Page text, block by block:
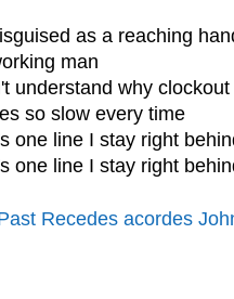
as a reaching
man
understand why clockout
so slow every time
one line I stay right
one line I stay right
Recedes acordes